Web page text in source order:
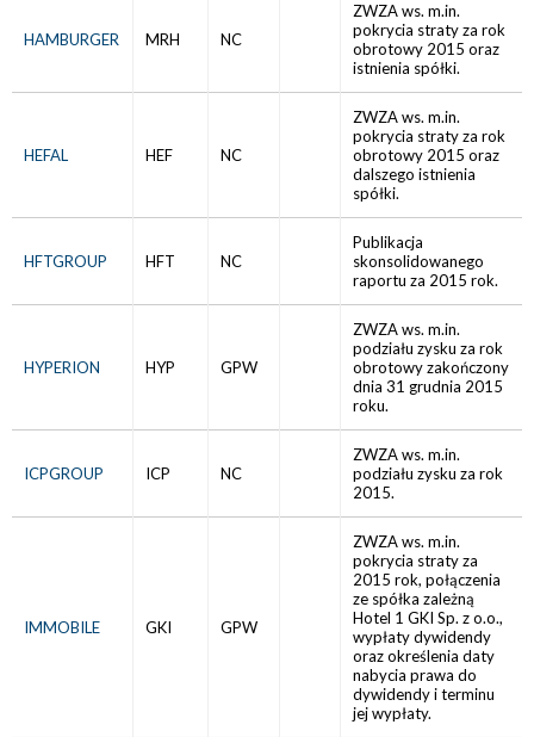
HAMBURGER MRH NC
ZWZA ws. m.in.
pokrycia straty za rok
obrotowy 2015 oraz
istnienia spółki.
HEFAL HEF NC
ZWZA ws. m.in.
pokrycia straty za rok
obrotowy 2015 oraz
dalszego istnienia
spółki.
HFTGROUP HFT NC
Publikacja
skonsolidowanego
raportu za 2015 rok.
HYPERION HYP GPW
ZWZA ws. m.in.
podziału zysku za rok
obrotowy zakończony
dnia 31 grudnia 2015
roku.
ICPGROUP ICP NC
ZWZA ws. m.in.
podziału zysku za rok
2015.
IMMOBILE GKI GPW
ZWZA ws. m.in.
pokrycia straty za
2015 rok, połączenia
ze spółka zależną
Hotel 1 GKI Sp. z o.o.,
wypłaty dywidendy
oraz określenia daty
nabycia prawa do
dywidendy i terminu
jej wypłaty.